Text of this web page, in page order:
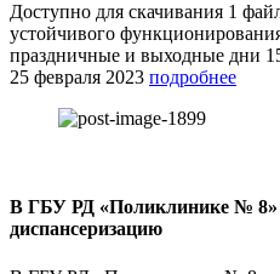
Доступно для скачивания 1
устойчивого
праздничные и выходные дни
25 февраля 2023 подробнее
В ГБУ РД «Поликлинике № 8»
диспансеризацию